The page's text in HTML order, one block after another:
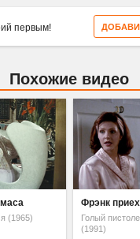
первым!
Похожие видео
(1965)
Фрэнк
Голый
(1991)